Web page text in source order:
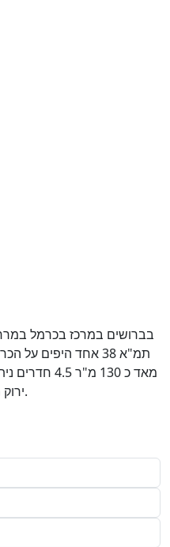
בברושים במרכז בכרמל
תמ"א 38 אחד היפים
ירוק מאד שקטה ומוארת מחלוקת מצוין.